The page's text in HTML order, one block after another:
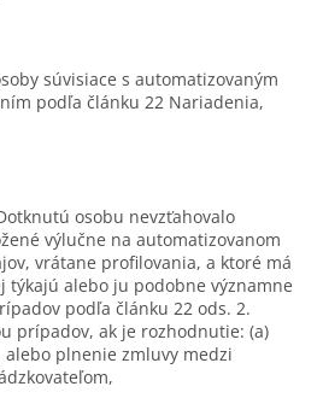
súvisiace s automatizovaným
podľa článku 22 Nariadenia,
osobu nevzťahovalo
výlučne na automatizovanom
vrátane profilovania, a ktoré má
týkajú alebo ju podobne významne
podľa článku 22 ods. 2.
prípadov, ak je rozhodnutie: (a)
plnenie zmluvy medzi